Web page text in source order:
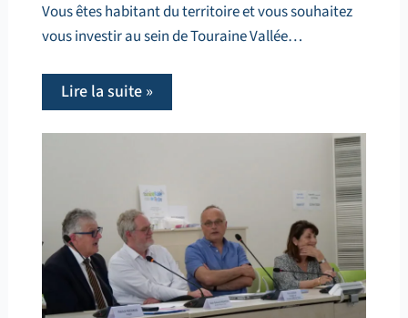
Vous êtes habitant du territoire et vous souhaitez
vous investir au sein de Touraine Vallée…
Lire la suite »